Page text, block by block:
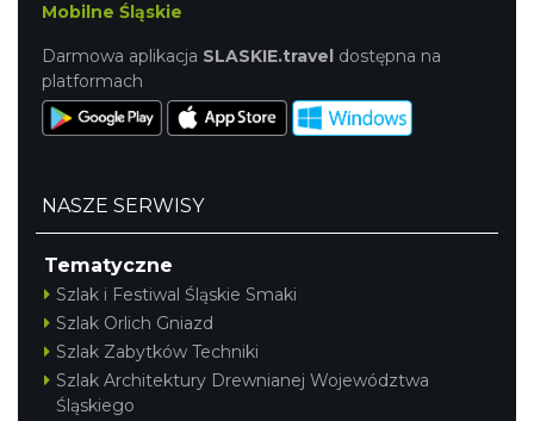
Mobilne Śląskie
Darmowa aplikacja SLASKIE.travel dostępna na
platformach
NASZE SERWISY
Tematyczne
Szlak i Festiwal Śląskie Smaki
Szlak Orlich Gniazd
Szlak Zabytków Techniki
Szlak Architektury Drewnianej Województwa
Śląskiego